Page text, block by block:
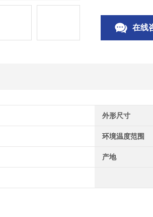
在线
外形尺寸
环境温度范围
产地